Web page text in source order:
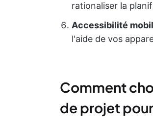
rationaliser la
Accessibilité
l'aide de vos
Comment
de projet